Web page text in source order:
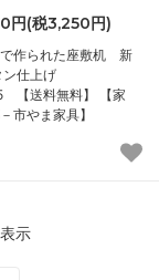
円(税3,250円)
作られた座敷机 新
仕上げ
【送料無料】 【家
市やま家具】
表示